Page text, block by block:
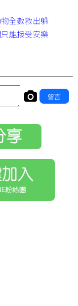
全數救出躲
能接受安樂